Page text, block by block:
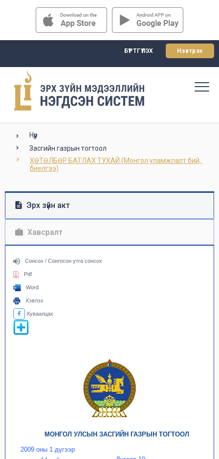
БҮРТГҮҮЛЭХ Нэвтрэх
Нүүр
Засгийн газрын тогтоол
ХӨТӨЛБӨР БАТЛАХ ТУХАЙ (Монгол уламжлалт бий,
биелгээ)
Эрх зүйн акт
Хавсралт
Сонсох / Сонгосон утга сонсох
Pdf
Word
Хэвлэх
Хуваалцах
МОНГОЛ УЛСЫН ЗАСГИЙН ГАЗРЫН ТОГТООЛ
2009 оны 1 дүгээр